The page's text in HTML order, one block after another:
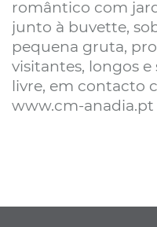
romântico com
junto à buvette,
pequena gruta,
visitantes, longos e
livre, em contacto
www.cm-anadia.pt